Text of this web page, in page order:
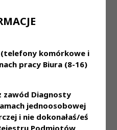
komórkowe i
pracy Biura (8-16)
zawód Diagnosty
jednoosobowej
i nie dokonałaś/eś
Podmiotów
IV Posiedzenie
-
PKRDL -
Kadencja IV
-
Treść